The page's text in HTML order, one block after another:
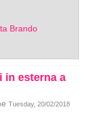
Brando
in esterna a
Tuesday, 20/02/2018